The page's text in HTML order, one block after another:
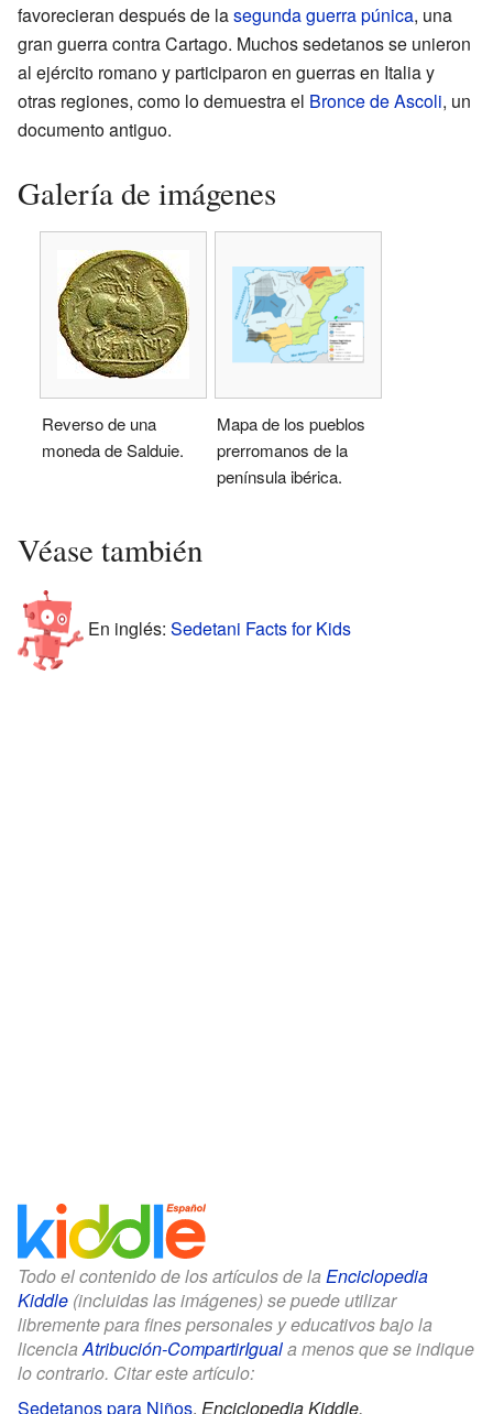
favorecieran después de lasegunda guerra púnica, una
gran guerra contra Cartago. Muchos sedetanos se unieron
al ejército romano y participaron en guerras en Italia y
otras regiones, como lo demuestra el Bronce de Ascoli, un
documento antiguo.
Galería de imágenes
Reverso de una
moneda de Salduie.
Mapa de los pueblos
prerromanos de la
península ibérica.
Véase también
En inglés: Sedetani Facts for Kids
Todo el contenido de los artículos de la Enciclopedia
Kiddle (incluidas las imágenes) se puede utilizar
libremente para fines personales y educativos bajo la
licenciaAtribución-CompartirIguala menos que se indique
lo contrario. Citar este artículo:
Sedetanos para Niños. Enciclopedia Kiddle.